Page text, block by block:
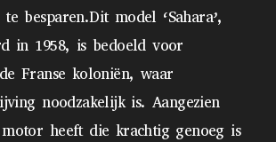
besparen.Dit model ‘Sahara’,
in 1958, is bedoeld voor
Franse koloniën, waar
noodzakelijk is. Aangezien
heeft die krachtig genoeg is